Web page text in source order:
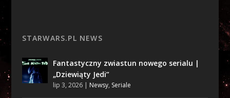
STARWARS.PL NEWS
Fantastyczny zwiastun nowego serialu |
„Dziewiąty Jedi”
lip 3, 2026| Newsy, Seriale